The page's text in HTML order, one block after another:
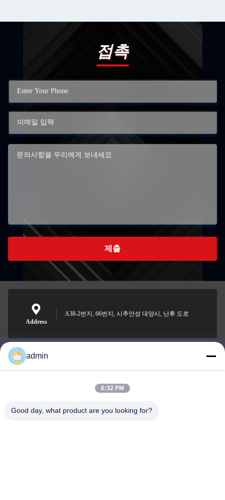
접촉
제출
Address
A38-2번지, 66번지, 시추안성 대양시, 난후 도로
Nero@enlaibio.com
admin
6:32 PM
Good day, what product are you looking for?